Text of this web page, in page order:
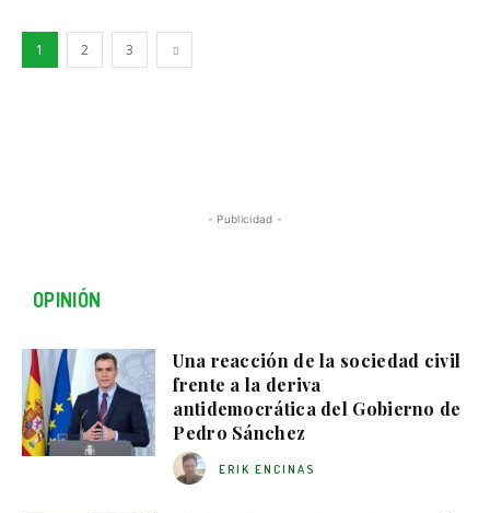
1 2 3
- Publicidad -
OPINIÓN
Una reacción de la sociedad civil
frente a la deriva
antidemocrática del Gobierno de
Pedro Sánchez
ERIK ENCINAS